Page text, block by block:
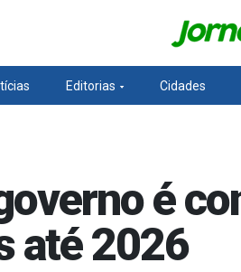
Editorias Cidades
é
até 2026